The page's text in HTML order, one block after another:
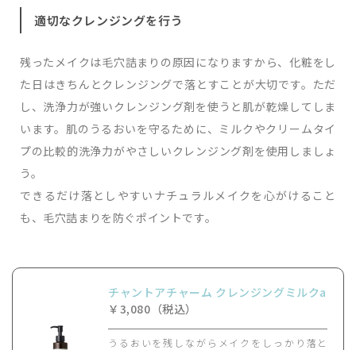
適切なクレンジングを行う
残ったメイクは毛穴詰まりの原因になりますから、化粧をし
た日はきちんとクレンジングで落とすことが大切です。ただ
し、洗浄力が強いクレンジング剤を使うと肌が乾燥してしま
います。肌のうるおいを守るために、ミルクやクリームタイ
プの比較的洗浄力がやさしいクレンジング剤を使用しましょ
う。
できるだけ落としやすいナチュラルメイクを心がけること
も、毛穴詰まりを防ぐポイントです。
チャントアチャーム クレンジングミルクa
￥3,080（税込）
うるおいを残しながらメイクをしっかり落と